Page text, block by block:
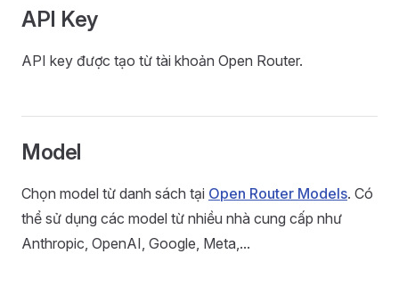
API Key
API key được tạo từ tài khoản Open Router.
Model
Chọn model từ danh sách tại Open Router Models. Có
thể sử dụng các model từ nhiều nhà cung cấp như
Anthropic, OpenAI, Google, Meta,...